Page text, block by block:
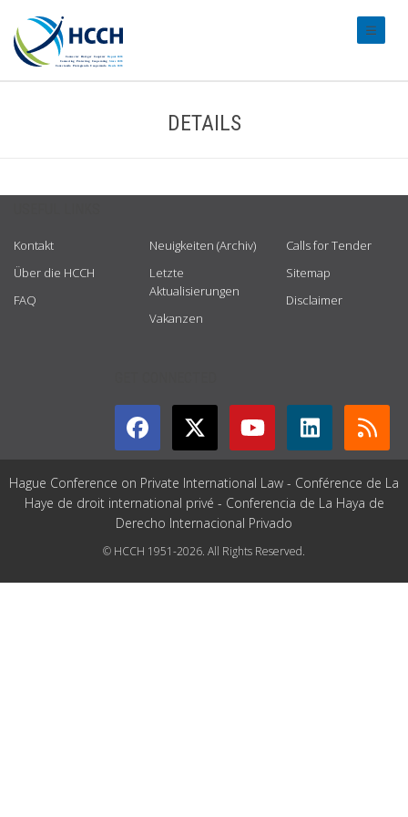
DETAILS
Kontakt
Über die HCCH
FAQ
Neuigkeiten (Archiv)
Letzte
Aktualisierungen
Vakanzen
Calls for Tender
Sitemap
Disclaimer
Hague Conference on Private International Law - Conférence de La
Haye de droit international privé - Conferencia de La Haya de
Derecho Internacional Privado
© HCCH 1951-2026. All Rights Reserved.